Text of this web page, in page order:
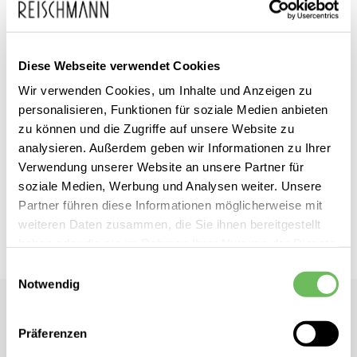
Diese Webseite verwendet Cookies
Wir verwenden Cookies, um Inhalte und Anzeigen zu
personalisieren, Funktionen für soziale Medien anbieten
zu können und die Zugriffe auf unsere Website zu
analysieren. Außerdem geben wir Informationen zu Ihrer
Verwendung unserer Website an unsere Partner für
soziale Medien, Werbung und Analysen weiter. Unsere
Partner führen diese Informationen möglicherweise mit
weiteren Daten zusammen, die Sie ihnen bereitgestellt
Notwendig
Präferenzen
Zum
Anfang
der
Bildgalerie
springen
YaYa
Damen Strickjacke
inkl. MwSt.
Dieses Produkt ist exklusiv in unseren Filialen erhältlich. Prüfen Sie
mit einem Klick auf „Vor Ort verfügbar?", wo Ihre Größe vorrätig ist.
Vor Ort verfügbar?
Damen Strickjacke